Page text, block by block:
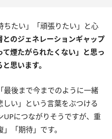
ちたい」「頑張りたい」と心
とのジェネレーションギャップ
煙たがられたくない」と思っ
思います。
最後まで今までのように一緒
い」という言葉をぶつける
UPにつながりそうですが、重
「期待」です。